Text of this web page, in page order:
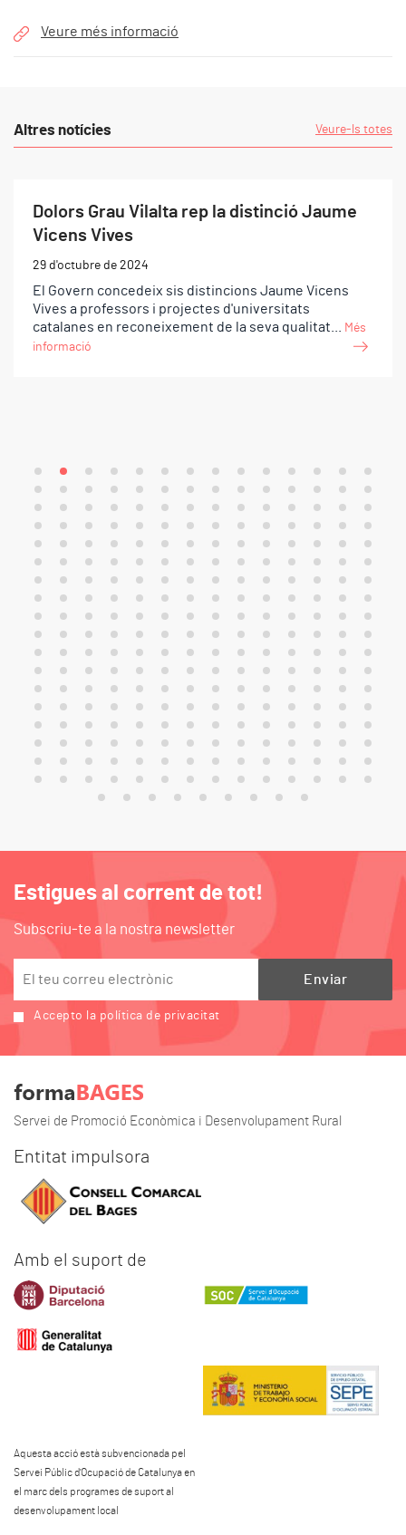
Veure més informació
Altres notícies Veure-ls totes
Dolors Grau Vilalta rep la distinció Jaume
Vicens Vives
29 d'octubre de 2024
El Govern concedeix sis distincions Jaume Vicens
Vives a professors i projectes d'universitats
catalanes en reconeixement de la seva qualitat...
Més
informació
Estigues al corrent de tot!
Subscriu-te a la nostra newsletter
Accepto la política de privacitat
Servei de Promoció Econòmica i Desenvolupament Rural
Entitat impulsora
Amb el suport de
Aquesta acció està subvencionada pel
Servei Públic d'Ocupació de Catalunya en
el marc dels programes de suport al
desenvolupament local